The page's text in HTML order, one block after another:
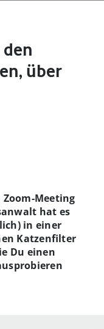
über
Meeting
hat es
in einer
Katzenfilter
Du einen